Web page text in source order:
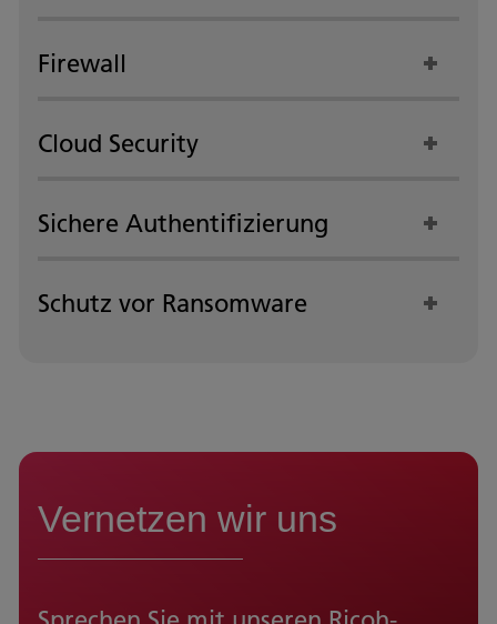
Firewall
Cloud Security
Sichere Authentifizierung
Schutz vor Ransomware
Vernetzen wir uns